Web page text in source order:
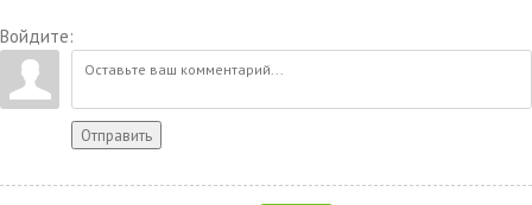
Войдите:
Отправить